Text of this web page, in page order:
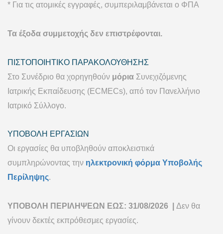
* Για τις ατομικές εγγραφές, συμπεριλαμβάνεται ο ΦΠΑ
Τα έξοδα συμμετοχής δεν επιστρέφονται.
ΠΙΣΤΟΠΟΙΗΤΙΚΟ ΠΑΡΑΚΟΛΟΥΘΗΣΗΣ
Στο Συνέδριο θα χορηγηθούν μόρια Συνεχιζόμενης
Ιατρικής Εκπαίδευσης (ECMECs), από τον Πανελλήνιο
Ιατρικό Σύλλογο.
ΥΠΟΒΟΛΗ ΕΡΓΑΣΙΩΝ
Οι εργασίες θα υποβληθούν αποκλειστικά
συμπληρώνοντας την ηλεκτρονική φόρμα Υποβολής
Περίληψης.
ΥΠΟΒΟΛΗ ΠΕΡΙΛΗΨΕΩΝ ΕΩΣ: 31/08/2026 | Δεν θα
γίνουν δεκτές εκπρόθεσμες εργασίες.